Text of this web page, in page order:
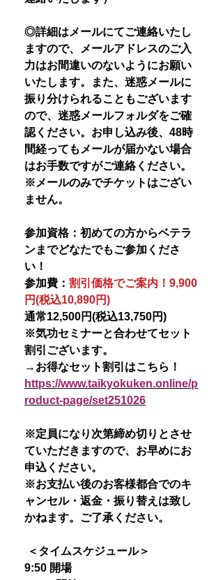
◎詳細はメールにてご連絡いたし
ますので、メールアドレスのご入
力はお間違いのないようにお願い
いたします。また、迷惑メールに
振り分けられることもございます
ので、迷惑メールフォルダをご確
認ください。お申し込み後、48時
間経ってもメールが届かない場合
はお手数ですがご連絡ください。
※メールのみでチケットはござい
ません。
参加資格：初めての方からベテラ
ンまでどなたでもご参加くださ
い！
参加費： 割引価格でご案内！9,900
円(税込10,890円)
通常12,500円(税込13,750円)
※気功セミナーと合わせてセット
割引ございます。
→お得なセット割引はこちら！
https://www.taikyokuken.online/p
roduct-page/set251026
※定員になり次第締め切りとさせ
ていただきますので、お早めにお
申込ください。
※お支払い後のお客様都合でのキ
ャンセル・返金・振り替えは致し
かねます。ご了承ください。
＜タイムスケジュール＞
9:50 開場